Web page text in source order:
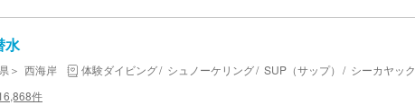
水
西海岸 体験ダイビング シュノーケリング SUP（サップ） シーカヤック
件